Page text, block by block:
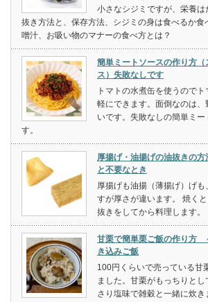
小さなシジミですが、栄養
抜き方法と、保存方法、シジミの身は食べるか食
噌汁、お吸い物のマナーの食べ方とは？
簡単ミートソースの作り方
ス）失敗なしです
トマトの水煮缶を使うので
軽にできます。面倒なのは、
いです。失敗なしの簡単ミ
す。
厚揚げ・油揚げの油抜きの
と不要なとき
厚揚げも油揚（薄揚げ）げ
すが厚さが違います。 焼く
抜きをしてから料理します。
甘栗で簡単栗ご飯の作り方
き込みご飯
100円くらいで売っている甘
ました。甘栗がもっちりと
さり塩味で雑穀と一緒に炊